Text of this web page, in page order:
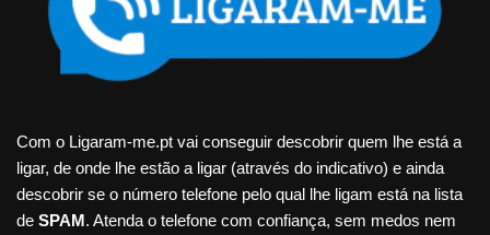
Com o Ligaram-me.pt vai conseguir descobrir quem lhe está a
ligar, de onde lhe estão a ligar (através do indicativo) e ainda
descobrir se o número telefone pelo qual lhe ligam está na lista
de SPAM. Atenda o telefone com confiança, sem medos nem